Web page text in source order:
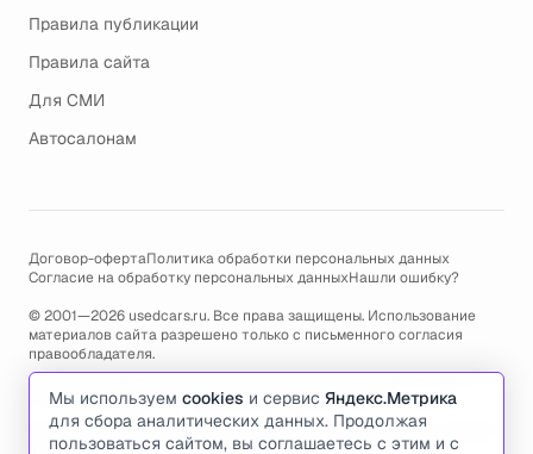
Правила публикации
Правила сайта
Для СМИ
Автосалонам
Договор-офертаПолитика обработки персональных данных
Согласие на обработку персональных данныхНашли ошибку?
© 2001—2026 usedcars.ru. Все права защищены. Использование
материалов сайта разрешено только с письменного согласия
правообладателя.
Пользуясь сайтом, вы соглашаетесь с использованием cookies и
политикой обработки персональных данных.
По всем вопросам связанным с работой сайта, ошибками, глюками
и проблемами обращайтесь по адресу электронной почты
Мы используем cookies и сервис Яндекс.Метрика
для сбора аналитических данных. Продолжая
пользоваться сайтом, вы соглашаетесь с этим и с